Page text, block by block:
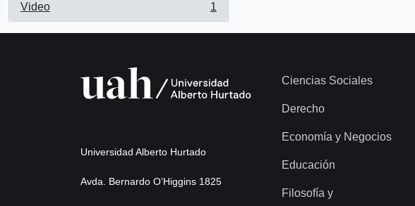
Video
, 1 resultados
1
Universidad Alberto Hurtado
Avda. Bernardo O’Higgins 1825
Ciencias Sociales
Derecho
Economía y Negocios
Educación
Filosofía y